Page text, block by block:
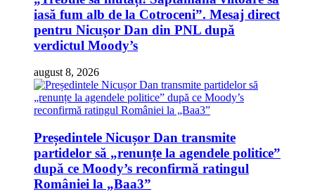
iasă fum alb de la Cotroceni”. Mesaj direct
pentru Nicușor Dan din PNL după
verdictul Moody’s
august 8, 2026
Președintele Nicușor Dan transmite
partidelor să „renunțe la agendele politice”
după ce Moody’s reconfirmă ratingul
României la „Baa3”